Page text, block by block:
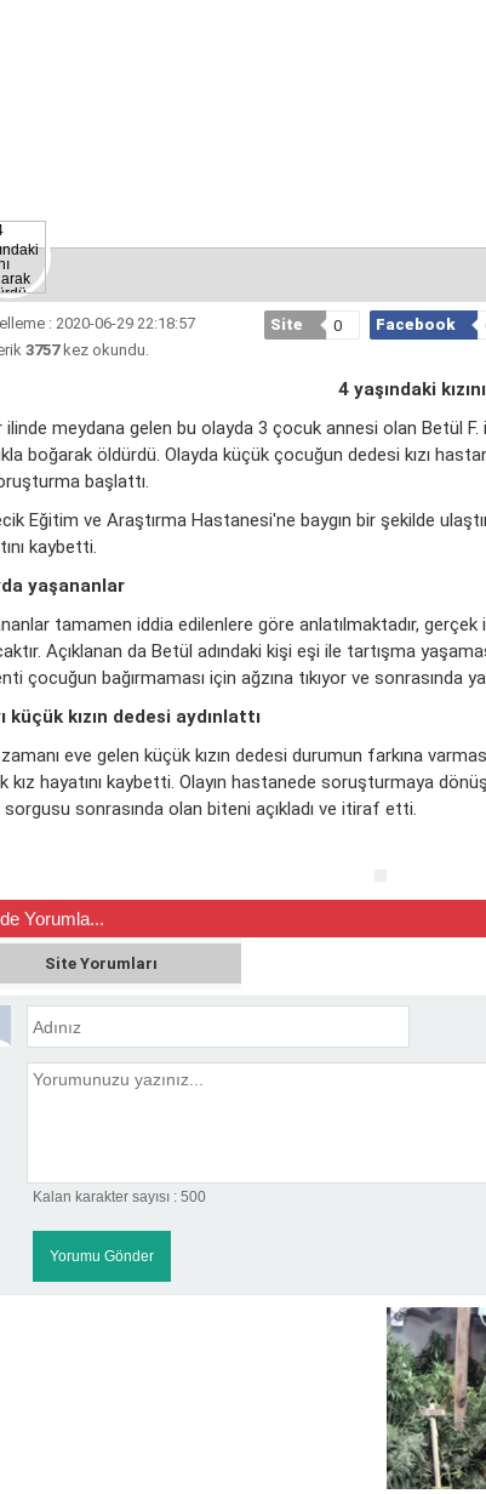
: 2020-06-29 22:18:57
3757kez okundu.
Site 0 Facebook
4 yaşındaki
ilinde meydana gelen bu olayda 3 çocuk annesi olan Betül F.
boğarak öldürdü. Olayda küçük çocuğun dedesi kızı
başlattı.
Eğitim ve Araştırma Hastanesi'ne baygın bir şekilde
kaybetti.
yaşananlar
tamamen iddia edilenlere göre anlatılmaktadır,
Açıklanan da Betül adındaki kişi eşi ile tartışma
çocuğun bağırmaması için ağzına tıkıyor ve sonrasında
küçük kızın dedesi aydınlattı
eve gelen küçük kızın dedesi durumun farkına
kız hayatını kaybetti. Olayın hastanede soruşturmaya
sonrasında olan biteni açıkladı ve itiraf etti.
Yorumla...
Site Yorumları
Kalan karakter sayısı : 500